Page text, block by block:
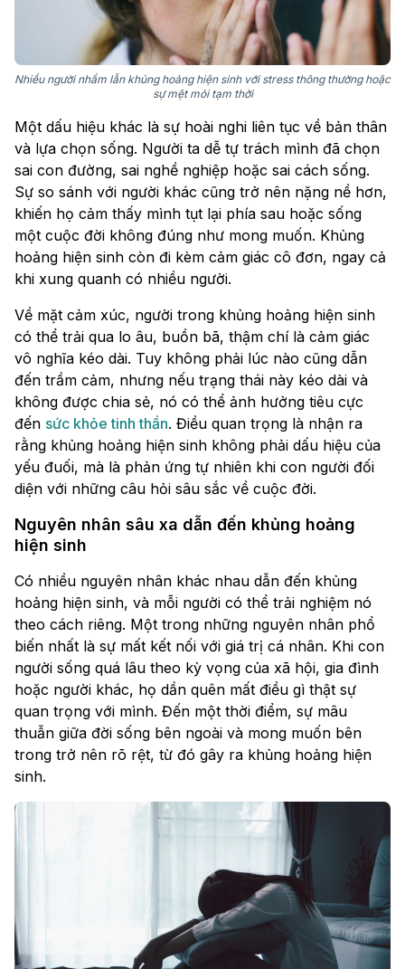
Nhiều người nhầm lẫn khủng hoảng hiện sinh với stress thông thường hoặc
sự mệt mỏi tạm thời
Một dấu hiệu khác là sự hoài nghi liên tục về bản thân
và lựa chọn sống. Người ta dễ tự trách mình đã chọn
sai con đường, sai nghề nghiệp hoặc sai cách sống.
Sự so sánh với người khác cũng trở nên nặng nề hơn,
khiến họ cảm thấy mình tụt lại phía sau hoặc sống
một cuộc đời không đúng như mong muốn. Khủng
hoảng hiện sinh còn đi kèm cảm giác cô đơn, ngay cả
khi xung quanh có nhiều người.
Về mặt cảm xúc, người trong khủng hoảng hiện sinh
có thể trải qua lo âu, buồn bã, thậm chí là cảm giác
vô nghĩa kéo dài. Tuy không phải lúc nào cũng dẫn
đến trầm cảm, nhưng nếu trạng thái này kéo dài và
không được chia sẻ, nó có thể ảnh hưởng tiêu cực
đến sức khỏe tinh thần. Điều quan trọng là nhận ra
rằng khủng hoảng hiện sinh không phải dấu hiệu của
yếu đuối, mà là phản ứng tự nhiên khi con người đối
diện với những câu hỏi sâu sắc về cuộc đời.
Nguyên nhân sâu xa dẫn đến khủng hoảng
hiện sinh
Có nhiều nguyên nhân khác nhau dẫn đến khủng
hoảng hiện sinh, và mỗi người có thể trải nghiệm nó
theo cách riêng. Một trong những nguyên nhân phổ
biến nhất là sự mất kết nối với giá trị cá nhân. Khi con
người sống quá lâu theo kỳ vọng của xã hội, gia đình
hoặc người khác, họ dần quên mất điều gì thật sự
quan trọng với mình. Đến một thời điểm, sự mâu
thuẫn giữa đời sống bên ngoài và mong muốn bên
trong trở nên rõ rệt, từ đó gây ra khủng hoảng hiện
sinh.